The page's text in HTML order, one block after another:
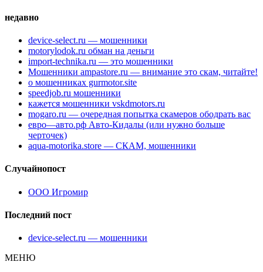
недавно
device-select.ru — мошенники
motorylodok.ru обман на деньги
import-technika.ru — это мошенники
Мошенники ampastore.ru — внимание это скам, читайте!
о мошенниках gurmotor.site
speedjob.ru мошенники
кажется мошенники vskdmotors.ru
mogaro.ru — очередная попытка скамеров ободрать вас
евро—авто.рф Авто-Кидалы (или нужно больше
черточек)
aqua-motorika.store — СКАМ, мошенники
Случайнопост
ООО Игромир
Последний пост
device-select.ru — мошенники
МЕНЮ